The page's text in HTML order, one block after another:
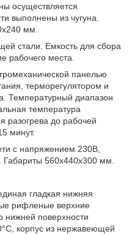
осуществляется
выполнены из чугуна.
мм.
стали. Емкость для сбора
рабочего места.
панелью
терморегулятором и
Температурный диапазон
температура
разогрева до рабочей
минут.
с напряжением 230В,
560х440х300 мм.
гладкая нижняя
рифленые верхние
нижней поверхности
корпус из нержавеющей